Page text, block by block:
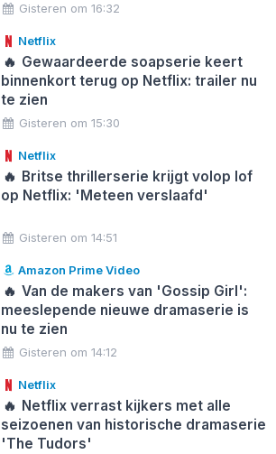
Gisteren om 16:32
Netflix
🔥 Gewaardeerde soapserie keert
binnenkort terug op Netflix: trailer nu
te zien
Gisteren om 15:30
Netflix
🔥 Britse thrillerserie krijgt volop lof
op Netflix: 'Meteen verslaafd'
Gisteren om 14:51
Amazon Prime Video
🔥 Van de makers van 'Gossip Girl':
meeslepende nieuwe dramaserie is
nu te zien
Gisteren om 14:12
Netflix
🔥 Netflix verrast kijkers met alle
seizoenen van historische dramaserie
'The Tudors'